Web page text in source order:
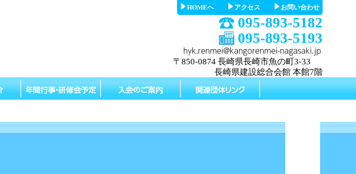
HOMEへ アクセス お問い合わせ
095-893-5182
095-893-5193
〒850-0874 長崎県長崎市魚の町3-33
長崎県建設総合会館 本館7階